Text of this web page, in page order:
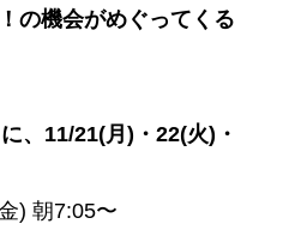
の機会がめぐってくる
、11/21(月)・22(火)・
) 朝7:05〜